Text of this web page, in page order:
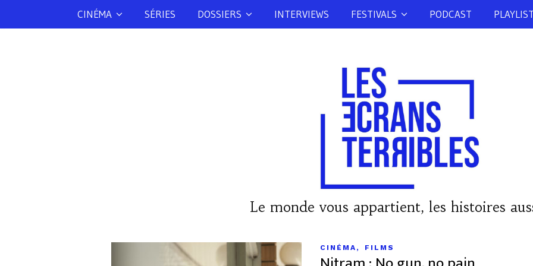
CINÉMA SÉRIES DOSSIERS INTERVIEWS FESTIVALS PODCAST
Le monde vous appartient, les histoires
CINÉMA , FILMS